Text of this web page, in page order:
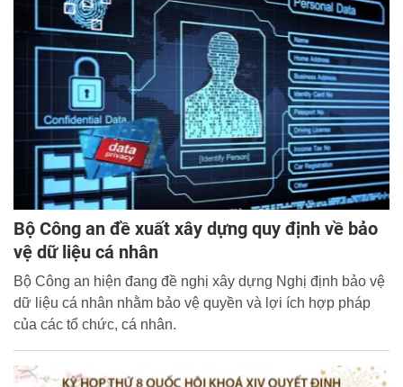
Bộ Công an đề xuất xây dựng quy định về bảo
vệ dữ liệu cá nhân
Bộ Công an hiện đang đề nghị xây dựng Nghị định bảo vệ
dữ liệu cá nhân nhằm bảo vệ quyền và lợi ích hợp pháp
của các tổ chức, cá nhân.